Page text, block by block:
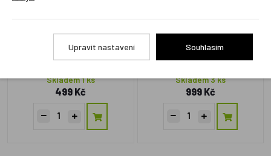
Skladem 1 ks
499 Kč
Skladem 3 ks
999 Kč
Upravit nastavení Souhlasím